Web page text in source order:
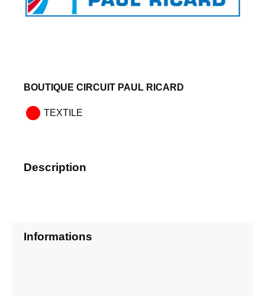
BOUTIQUE CIRCUIT PAUL RICARD
TEXTILE
Description
Informations